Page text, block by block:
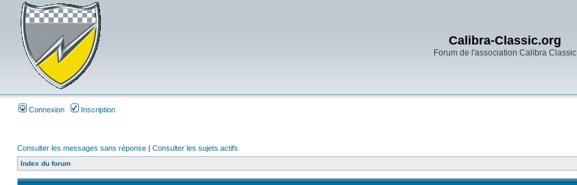
Calibra-Classic.org
Forum de l'association Calibra Classic
Connexion Inscription
Consulter les messages sans réponse | Consulter les sujets actifs
Index du forum